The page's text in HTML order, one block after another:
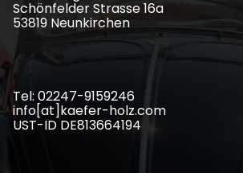
Schönfelder Strasse 16a
53819 Neunkirchen
Tel: 02247-9159246
info[at]kaefer-holz.com
UST-ID DE813664194